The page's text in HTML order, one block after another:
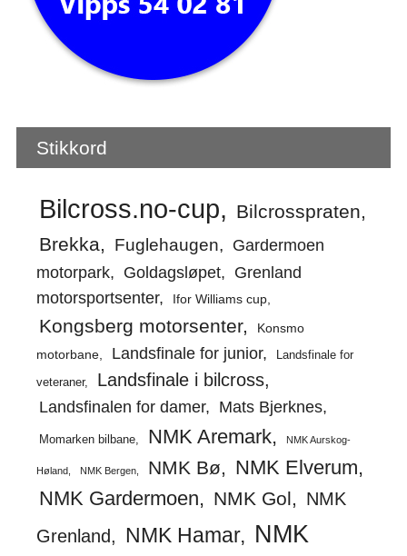
Stikkord
Bilcross.no-cup
Bilcrosspraten
Brekka
Fuglehaugen
Gardermoen
motorpark
Goldagsløpet
Grenland
motorsportsenter
Ifor Williams cup
Kongsberg motorsenter
Konsmo
motorbane
Landsfinale for junior
Landsfinale for
veteraner
Landsfinale i bilcross
Landsfinalen for damer Mats Bjerknes
Momarken bilbane NMK Aremark NMK Aurskog-
Høland NMK Bergen NMK Bø NMK Elverum
NMK Gardermoen NMK Gol
NMK
Grenland
NMK Hamar
NMK